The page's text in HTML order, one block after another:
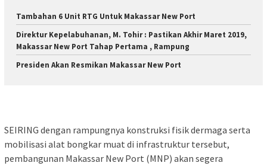
Tambahan 6 Unit RTG Untuk Makassar New Port
Direktur Kepelabuhanan, M. Tohir : Pastikan Akhir Maret 2019,
Makassar New Port Tahap Pertama , Rampung
Presiden Akan Resmikan Makassar New Port
SEIRING dengan rampungnya konstruksi fisik dermaga serta
mobilisasi alat bongkar muat di infrastruktur tersebut,
pembangunan Makassar New Port (MNP) akan segera